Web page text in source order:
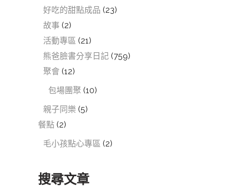
好吃的甜點成品 (23)
故事 (2)
活動專區 (21)
熊爸臉書分享日記 (759)
聚會 (12)
包場團聚 (10)
親子同樂 (5)
餐點 (2)
毛小孩點心專區 (2)
搜尋文章